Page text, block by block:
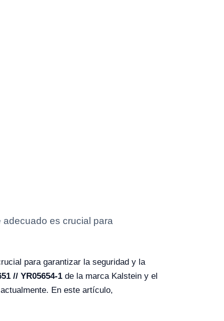
es crucial para
para garantizar la seguridad y la
// YR05654-1 de la marca Kalstein y el
En este artículo,